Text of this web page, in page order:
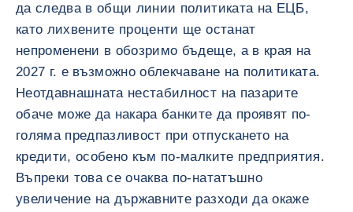
да следва в общи линии политиката на ЕЦБ,
като лихвените проценти ще останат
непроменени в обозримо бъдеще, а в края на
2027 г. е възможно облекчаване на политиката.
Неотдавнашната нестабилност на пазарите
обаче може да накара банките да проявят по-
голяма предпазливост при отпускането на
кредити, особено към по-малките предприятия.
Въпреки това се очаква по-нататъшно
увеличение на държавните разходи да окаже